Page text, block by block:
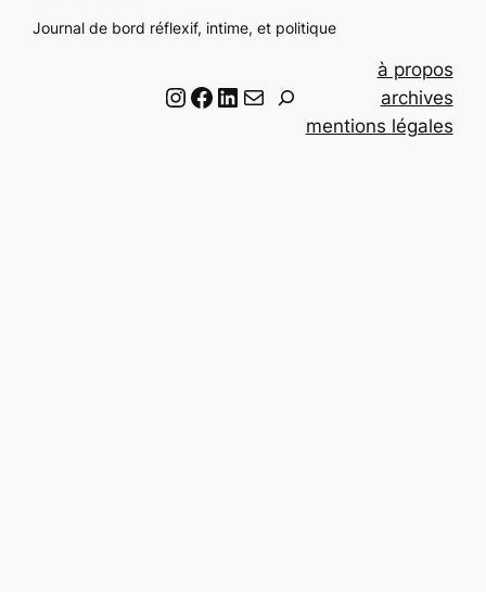
Journal de bord réflexif, intime, et politique
Instagram Facebook LinkedIn Email
à propos
archives
mentions légales